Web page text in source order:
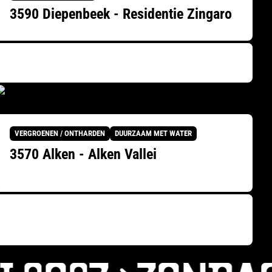
3590 Diepenbeek - Residentie Zingaro
VERGROENEN / ONTHARDEN DUURZAAM MET WATER
3570 Alken - Alken Vallei